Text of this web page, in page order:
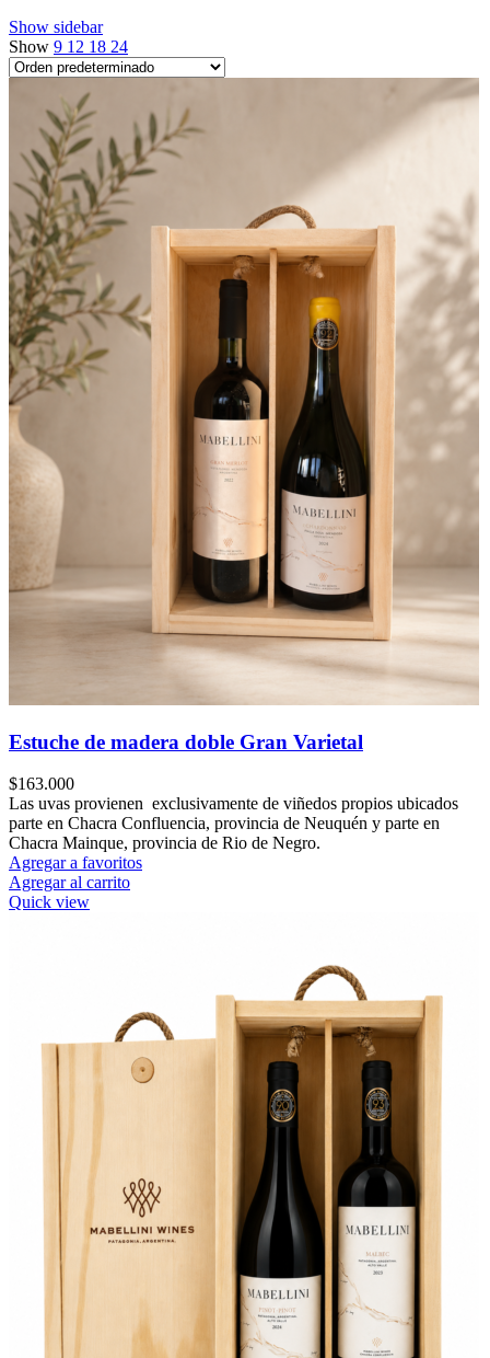
Show sidebar
Show 9 12 18 24
Estuche de madera doble Gran Varietal
$163.000
Las uvas provienen exclusivamente de viñedos propios ubicados
parte en Chacra Confluencia, provincia de Neuquén y parte en
Chacra Mainque, provincia de Rio de Negro.
Agregar a favoritos
Agregar al carrito
Quick view